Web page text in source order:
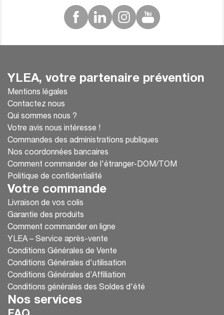
YLEA, votre partenaire prévention
Mentions légales
Contactez nous
Qui sommes nous ?
Votre avis nous intéresse !
Commandes des administrations publiques
Nos coordonnées bancaires
Comment commander de l'étranger-DOM/TOM
Politique de confidentialité
Votre commande
Livraison de vos colis
Garantie des produits
Comment commander en ligne
YLEA – Service après-vente
Conditions Générales de Vente
Conditions Générales d'utilisation
Conditions Générales d’Affiliation
Conditions générales des Soldes d'été
Nos services